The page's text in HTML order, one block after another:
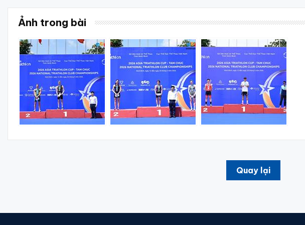
Ảnh trong bài
Quay lại